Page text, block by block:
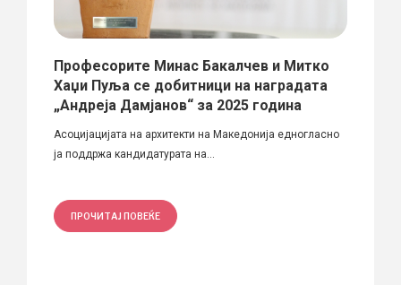
Професорите Минас Бакалчев и Митко
Хаџи Пуља се добитници на наградата
„Андреја Дамјанов“ за 2025 година
Асоцијацијата на архитекти на Македонија едногласно
ја поддржа кандидатурата на...
ПРОЧИТАЈ ПОВЕЌЕ